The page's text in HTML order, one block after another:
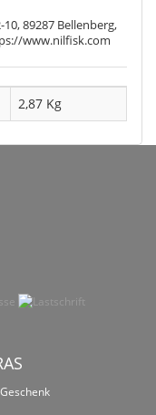
89287 Bellenberg,
www.nilfisk.com
2,87 Kg